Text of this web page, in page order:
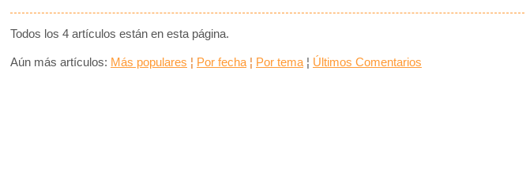
Todos los 4 artículos están en esta página.
Aún más artículos: Más populares ¦ Por fecha ¦ Por tema ¦ Últimos Comentarios